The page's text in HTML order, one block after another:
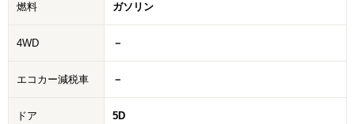
燃料 ガソリン
4WD －
エコカー減税車 －
ドア 5D